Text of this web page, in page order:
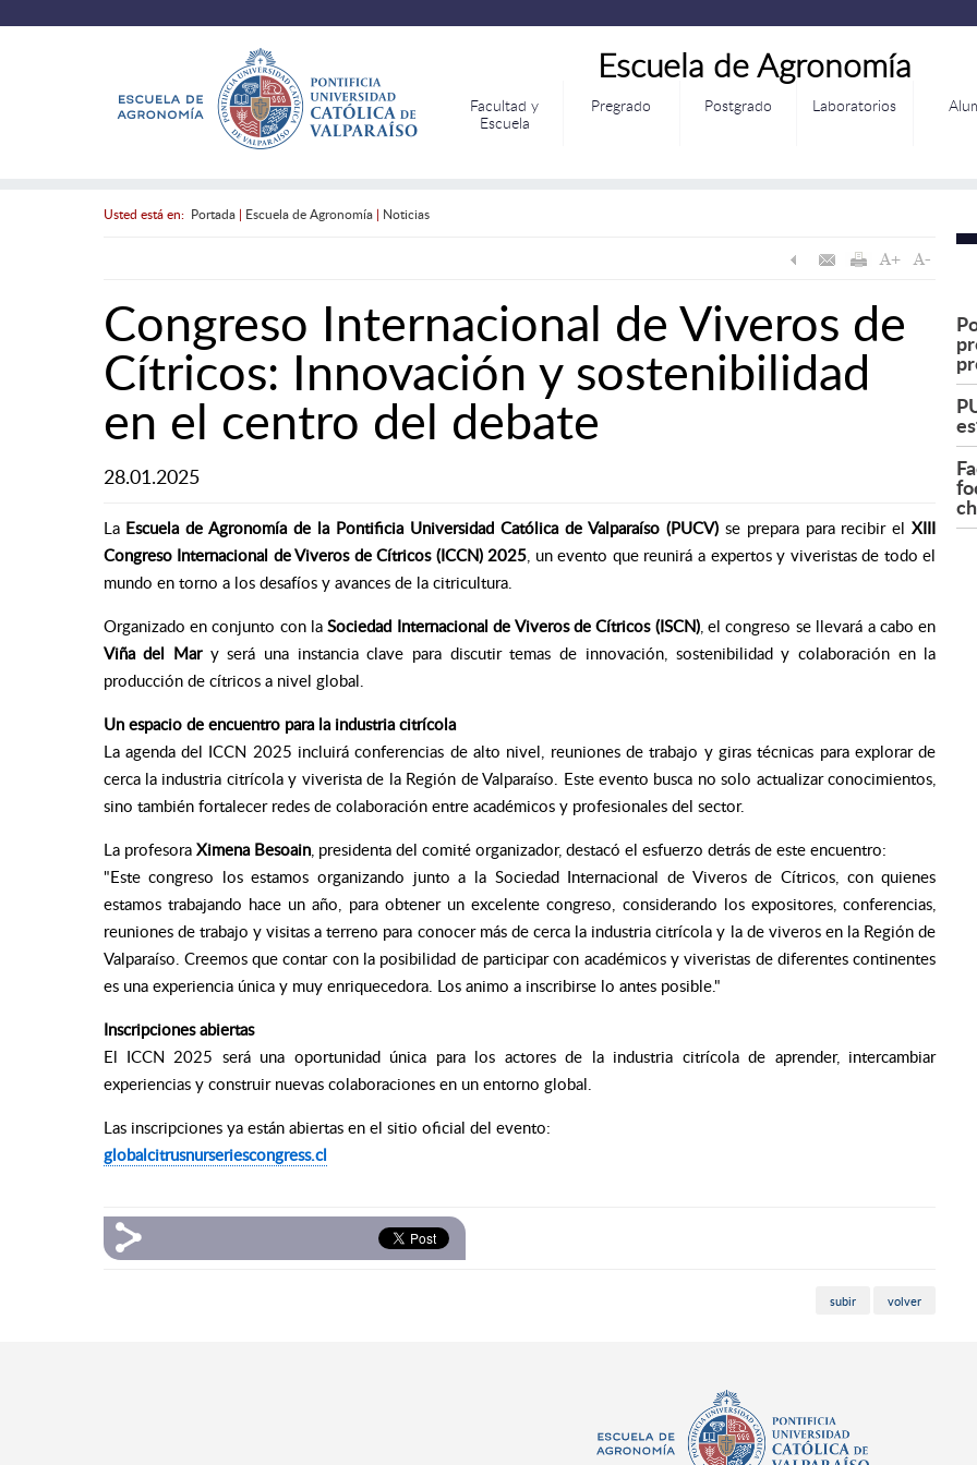
Escuela de Agronomía
Facultad y
Escuela
Pregrado Postgrado Laboratorios
Usted está en: Portada| Escuela de Agronomía| Noticias
Congreso Internacional de Viveros de
Cítricos: Innovación y sostenibilidad
en el centro del debate
28.01.2025
La Escuela de Agronomía de la Pontificia Universidad Católica de Valparaíso (PUCV)se prepara para recibir elXIII
Congreso Internacional de Viveros de Cítricos (ICCN) 2025, un evento que reunirá a expertos y viveristas de todo el
mundo en torno a los desafíos y avances de la citricultura.
Organizado en conjunto con laSociedad Internacional de Viveros de Cítricos (ISCN), el congreso se llevará a cabo en
Viña del Mary será una instancia clave para discutir temas de innovación, sostenibilidad y colaboración en la
producción de cítricos a nivel global.
Un espacio de encuentro para la industria citrícola
La agenda del ICCN 2025 incluirá conferencias de alto nivel, reuniones de trabajo y giras técnicas para explorar de
cerca la industria citrícola y viverista de la Región de Valparaíso. Este evento busca no solo actualizar conocimientos,
sino también fortalecer redes de colaboración entre académicos y profesionales del sector.
La profesora Ximena Besoain, presidenta del comité organizador, destacó el esfuerzo detrás de este encuentro:
"Este congreso los estamos organizando junto a la Sociedad Internacional de Viveros de Cítricos, con quienes
estamos trabajando hace un año, para obtener un excelente congreso, considerando los expositores, conferencias,
reuniones de trabajo y visitas a terreno para conocer más de cerca la industria citrícola y la de viveros en la Región de
Valparaíso. Creemos que contar con la posibilidad de participar con académicos y viveristas de diferentes continentes
es una experiencia única y muy enriquecedora. Los animo a inscribirse lo antes posible."
Inscripciones abiertas
El ICCN 2025 será una oportunidad única para los actores de la industria citrícola de aprender, intercambiar
experiencias y construir nuevas colaboraciones en un entorno global.
Las inscripciones ya están abiertas en el sitio oficial del evento:
globalcitrusnurseriescongress.cl
subir volver